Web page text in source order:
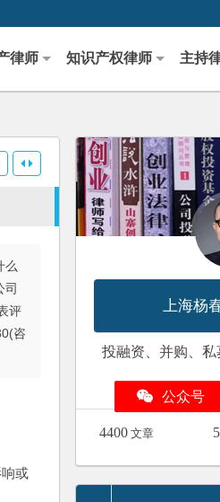
律师 知识产权律师 主持
么
司
评
咨
或
上海杨
投融资、并购、
公众号
4400 文章 5